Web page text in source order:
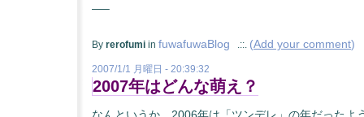
—–
By rerofumi in fuwafuwaBlog .::. (Add your comment)
2007/1/1 月曜日 - 20:39:32
2007年はどんな萌え？
なんというか、2006年は「ツンデレ」の年だったよ